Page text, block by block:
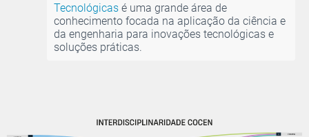
Tecnológicas é uma grande área de
conhecimento focada na aplicação da ciência e
da engenharia para inovações tecnológicas e
soluções práticas.